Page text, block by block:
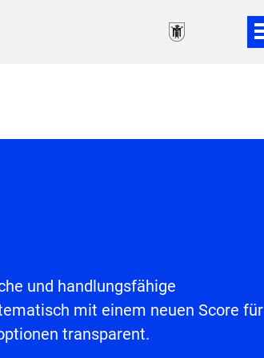
und handlungsfähige
mit einem neuen Score für
transparent.